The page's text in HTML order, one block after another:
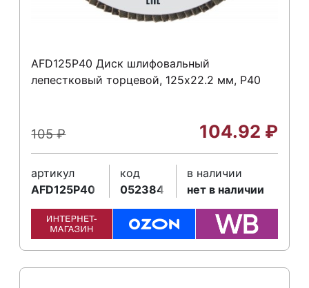
AFD125P40 Диск шлифовальный
лепестковый торцевой, 125х22.2 мм, Р40
105₽ 104.92 ₽
артикул
AFD125P40
код
052384
в наличии
нет в наличии